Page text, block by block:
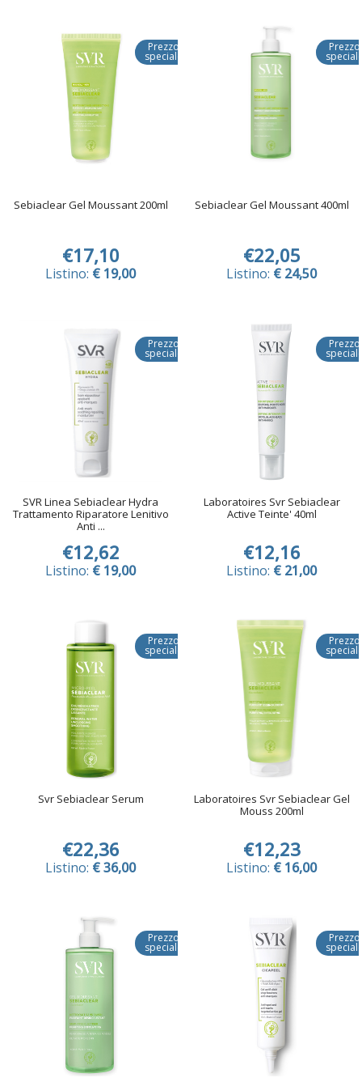
Prezzo
speciale
Sebiaclear Gel Moussant 200ml
€17,10
Listino: € 19,00
Prezzo
Sebiaclear Gel Moussant 400ml
€22,05
Listino: € 24,50
Prezzo
speciale
SVR Linea Sebiaclear Hydra
Trattamento Riparatore Lenitivo
Anti ...
€12,62
Listino: € 19,00
Prezzo
Laboratoires Svr Sebiaclear
Active Teinte' 40ml
€12,16
Listino: € 21,00
Prezzo
speciale
Svr Sebiaclear Serum
€22,36
Listino: € 36,00
Prezzo
Laboratoires Svr Sebiaclear Gel
Mouss 200ml
€12,23
Listino: € 16,00
Prezzo
speciale
Prezzo